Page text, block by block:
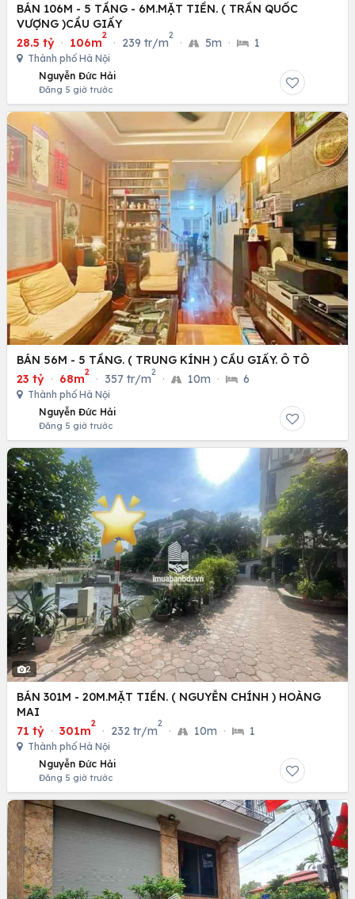
BÁN 106M - 5 TẦNG - 6M.MẶT TIỀN. ( TRẦN QUỐC
VƯỢNG )CẦU GIẤY
28.5 tỷ · 106m
2
· 239 tr/m
2
· 5m · 1
Thành phố Hà Nội
Nguyễn Đức Hải
Đăng 5 giờ trước
BÁN 56M - 5 TẦNG. ( TRUNG KÍNH ) CẦU GIẤY. Ô TÔ
23 tỷ · 68m
2
· 357 tr/m
2
· 10m · 6
Thành phố Hà Nội
Nguyễn Đức Hải
Đăng 5 giờ trước
2
BÁN 301M - 20M.MẶT TIỀN. ( NGUYỄN CHÍNH ) HOÀNG
MAI
71 tỷ · 301m
2
· 232 tr/m
2
· 10m · 1
Thành phố Hà Nội
Nguyễn Đức Hải
Đăng 5 giờ trước